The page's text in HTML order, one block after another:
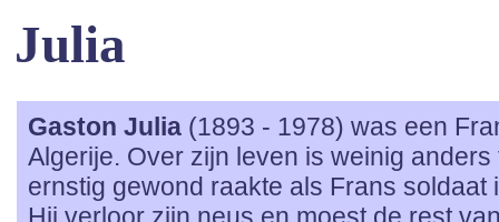
Julia
Gaston Julia (1893 - 1978) was een
Algerije. Over zijn leven is weinig
ernstig gewond raakte als Frans soldaat
Hij verloor zijn neus en moest de rest